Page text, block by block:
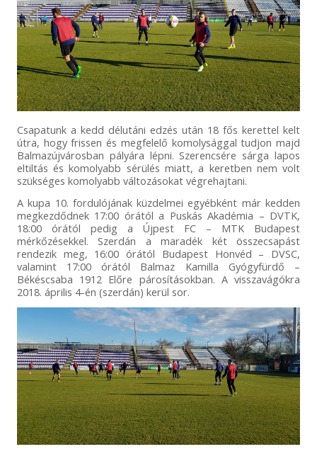
Csapatunk a kedd délutáni edzés után 18 fős kerettel kelt
útra, hogy frissen és megfelelő komolysággal tudjon majd
Balmazújvárosban pályára lépni. Szerencsére sárga lapos
eltiltás és komolyabb sérülés miatt, a keretben nem volt
szükséges komolyabb változásokat végrehajtani.
A kupa 10. fordulójának küzdelmei egyébként már kedden
megkezdődnek 17:00 órától a Puskás Akadémia – DVTK,
18:00 órától pedig a Újpest FC – MTK Budapest
mérkőzésekkel. Szerdán a maradék két összecsapást
rendezik meg, 16:00 órától Budapest Honvéd – DVSC,
valamint 17:00 órától Balmaz Kamilla Gyógyfürdő –
Békéscsaba 1912 Előre párosításokban. A visszavágókra
2018. április 4-én (szerdán) kerül sor.